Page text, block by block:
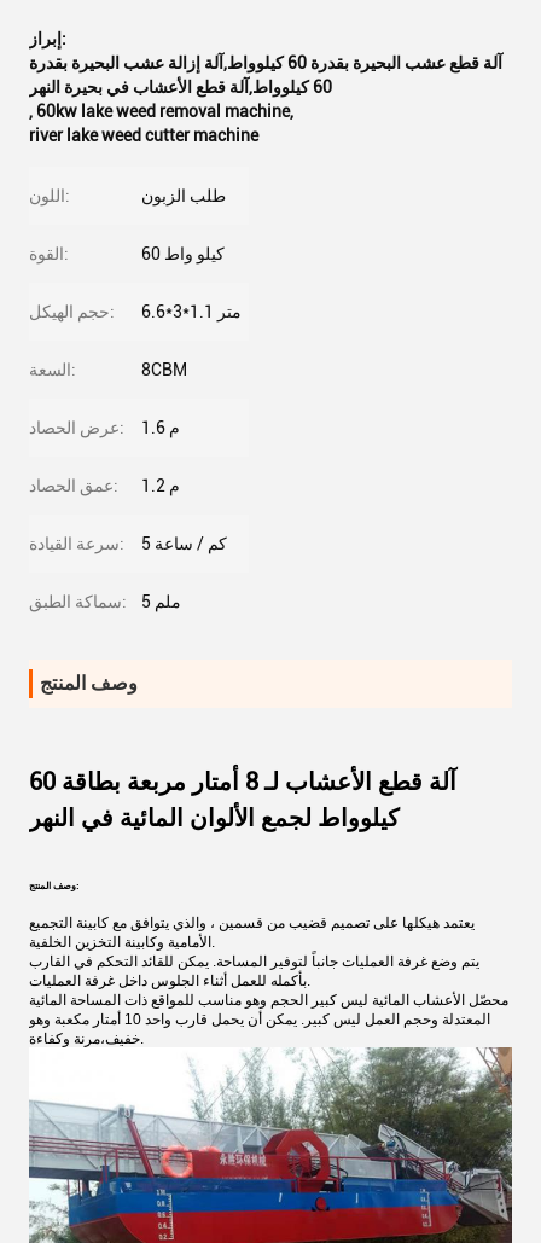
إبراز:
آلة قطع عشب البحيرة بقدرة 60 كيلوواط,آلة إزالة عشب البحيرة بقدرة
60 كيلوواط,آلة قطع الأعشاب في بحيرة النهر
, 60kw lake weed removal machine,
river lake weed cutter machine
اللون: طلب الزبون
القوة: 60 كيلو واط
حجم الهيكل: 6.6*3*1.1 متر
السعة: 8CBM
عرض الحصاد: 1.6 م
عمق الحصاد: 1.2 م
سرعة القيادة: 5 كم / ساعة
سماكة الطبق: 5 ملم
وصف المنتج
آلة قطع الأعشاب لـ 8 أمتار مربعة بطاقة 60
كيلوواط لجمع الألوان المائية في النهر
وصف المنتج:
يعتمد هيكلها على تصميم قضيب من قسمين ، والذي يتوافق مع كابينة التجميع
الأمامية وكابينة التخزين الخلفية.
يتم وضع غرفة العمليات جانباً لتوفير المساحة. يمكن للقائد التحكم في القارب
بأكمله للعمل أثناء الجلوس داخل غرفة العمليات.
محصّل الأعشاب المائية ليس كبير الحجم وهو مناسب للمواقع ذات المساحة المائية
المعتدلة وحجم العمل ليس كبير. يمكن أن يحمل قارب واحد 10 أمتار مكعبة وهو
خفيف،مرنة وكفاءة.